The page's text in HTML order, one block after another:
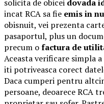
solicita de obicei dovada
incat RCA sa fie emis in
obisnuit, vei prezenta
pasaportul, plus un
precum ofactura de
Aceasta verificare simpla
iti potriveasca corect
Daca cumperi pentru
persoane, deoarece RCA